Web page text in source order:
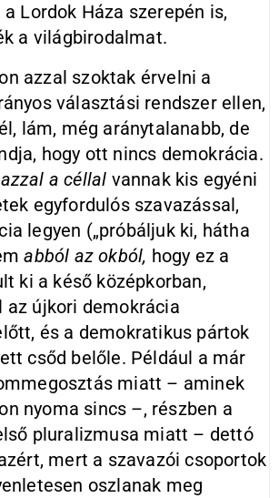
Lordok Háza szerepén is,
a világbirodalmat.
azzal szoktak érvelni a
választási rendszer ellen,
lám, még aránytalanabb, de
hogy ott nincs demokrácia.
azzal a céllal vannak kis egyéni
egyfordulós szavazással,
legyen („próbáljuk ki, hátha
abból az okból, hogy ez a
ki a késő középkorban,
az újkori demokrácia
és a demokratikus pártok
csőd belőle. Például a már
miatt – aminek
nyoma sincs –, részben a
pluralizmusa miatt – dettó
mert a szavazói csoportok
oszlanak meg